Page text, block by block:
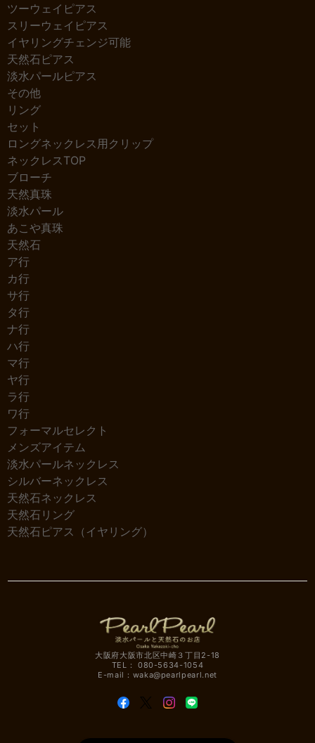
ツーウェイピアス
スリーウェイピアス
イヤリングチェンジ可能
天然石ピアス
淡水パールピアス
その他
リング
セット
ロングネックレス用クリップ
ネックレスTOP
ブローチ
天然真珠
淡水パール
あこや真珠
天然石
ア行
カ行
サ行
タ行
ナ行
ハ行
マ行
ヤ行
ラ行
ワ行
フォーマルセレクト
メンズアイテム
淡水パールネックレス
シルバーネックレス
天然石ネックレス
天然石リング
天然石ピアス（イヤリング）
大阪府大阪市北区中崎３丁目2-18
TEL： 080-5634-1054
E-mail： waka@pearlpearl.net